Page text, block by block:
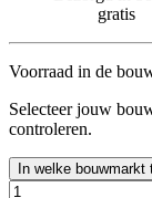
gratis
Voorraad in de
Selecteer jouw
controleren.
In welke bouwmarkt